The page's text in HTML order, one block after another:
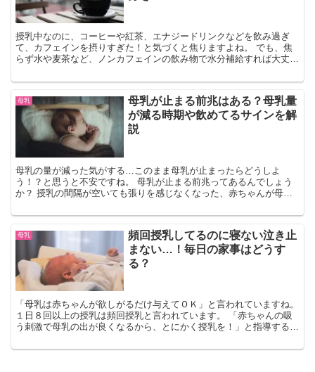
授乳中なのに、コーヒーや紅茶、エナジードリンクなどを飲み過ぎ
て、カフェインを摂りすぎた！と気づくと焦りますよね。 でも、焦
らず水や麦茶など、ノンカフェインの飲み物で水分補給すれば大丈夫
す。 どうしても、母乳を介してカフェインが移行するのが気にな
る…という場合は、ミルクに切り替えて。 その場合、乳腺炎になら
ないよう、搾乳も忘れないでくださいね。
母乳
母乳が止まる前兆はある？母乳量
が減る時期や飲めてるサインを解
説
母乳の量が減った気がする…このまま母乳が止まったらどうしよ
う！？と思うと不安ですね。 母乳が止まる前兆ってあるんでしょう
か？ 授乳の間隔が空いても張りを感じなくなった、赤ちゃんが母乳
が、これらが母乳が止まりそうなサインとは限らないんです。 溜ま
本当に母乳が止まってしまうこともあるんです。 そのほとんどの原
因はストレス。 寝不足や育児ストレスを溜めるのは厳禁です。 プチ
リフレッシュで解消するのを心がけてください。 ストレスが母乳に
与える影響は想像以上に大きいんです。 赤ちゃんのことももちろん
大切ですが、ママ自身のことも大切にして欲しいと思います。
母乳
頻回授乳してるのに寝ない泣き止
まない…！毎日の家事はどうす
る？
「母乳は赤ちゃんが欲しがるだけ与えてＯＫ」と言われていますね。
１日８回以上の授乳は頻回授乳と言われています。 「赤ちゃんの吸
う刺激で母乳の出が良くなるから、とにかく授乳を！」と指導する産
は、普通の生活も送らなければいけません…！ 四六時中、授乳で赤